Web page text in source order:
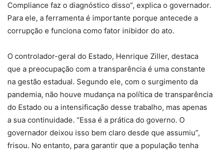
Compliance faz o diagnóstico disso”, explica o governador.
Para ele, a ferramenta é importante porque antecede a
corrupção e funciona como fator inibidor do ato.
O controlador-geral do Estado, Henrique Ziller, destaca
que a preocupação com a transparência é uma constante
na gestão estadual. Segundo ele, com o surgimento da
pandemia, não houve mudança na política de transparência
do Estado ou a intensificação desse trabalho, mas apenas
a sua continuidade. “Essa é a prática do governo. O
governador deixou isso bem claro desde que assumiu”,
frisou. No entanto, para garantir que a população tenha